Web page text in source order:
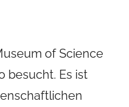
of Science
besucht. Es ist